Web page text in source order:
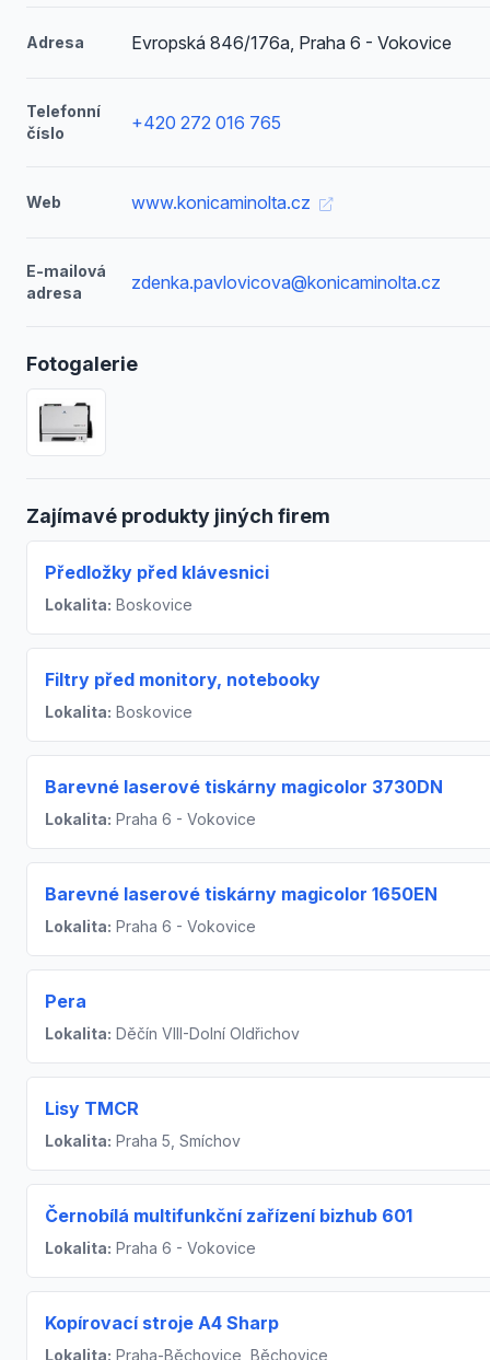
Adresa Evropská 846/176a, Praha 6 - Vokovice
Telefonní
číslo
+420 272 016 765
Web www.konicaminolta.cz
E-mailová
adresa
zdenka.pavlovicova@konicaminolta.cz
Fotogalerie
Zajímavé produkty jiných firem
Předložky před klávesnici
Lokalita: Boskovice
Filtry před monitory, notebooky
Lokalita: Boskovice
Barevné laserové tiskárny magicolor 3730DN
Lokalita: Praha 6 - Vokovice
Barevné laserové tiskárny magicolor 1650EN
Lokalita: Praha 6 - Vokovice
Pera
Lokalita: Děčín VIII-Dolní Oldřichov
Lisy TMCR
Lokalita: Praha 5, Smíchov
Černobílá multifunkční zařízení bizhub 601
Lokalita: Praha 6 - Vokovice
Kopírovací stroje A4 Sharp
Lokalita: Praha-Běchovice, Běchovice